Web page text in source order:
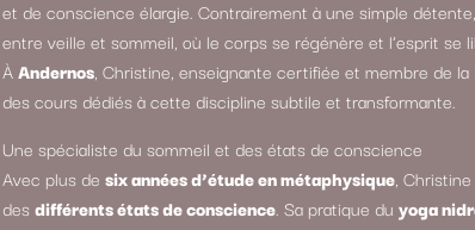
et de conscience élargie. Contrairement à une simple
entre veille et sommeil, où le corps se régénère et l’esprit se
ÀAndernos, Christine, enseignante certifiée et membre de la
des cours dédiés à cette discipline subtile et transformante.
Une spécialiste du sommeil et des états de conscience
Avec plus de six années d’étude en métaphysique,
desdifférents états de conscience. Sa pratique du yoga